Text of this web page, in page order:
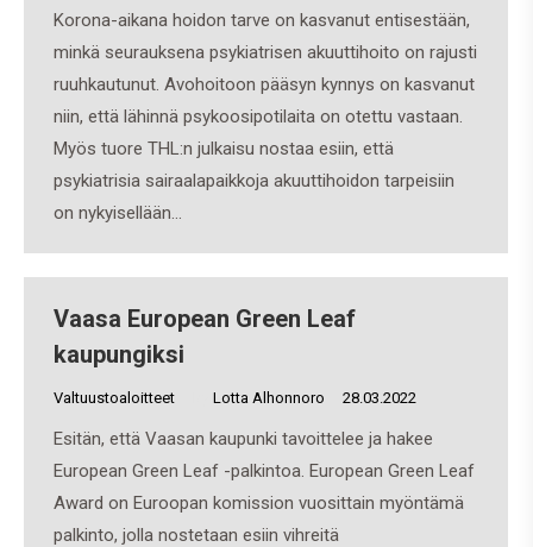
Korona-aikana hoidon tarve on kasvanut entisestään,
minkä seurauksena psykiatrisen akuuttihoito on rajusti
ruuhkautunut. Avohoitoon pääsyn kynnys on kasvanut
niin, että lähinnä psykoosipotilaita on otettu vastaan.
Myös tuore THL:n julkaisu nostaa esiin, että
psykiatrisia sairaalapaikkoja akuuttihoidon tarpeisiin
on nykyisellään…
Vaasa European Green Leaf
kaupungiksi
Valtuustoaloitteet Lotta Alhonnoro 28.03.2022
Esitän, että Vaasan kaupunki tavoittelee ja hakee
European Green Leaf -palkintoa. European Green Leaf
Award on Euroopan komission vuosittain myöntämä
palkinto, jolla nostetaan esiin vihreitä